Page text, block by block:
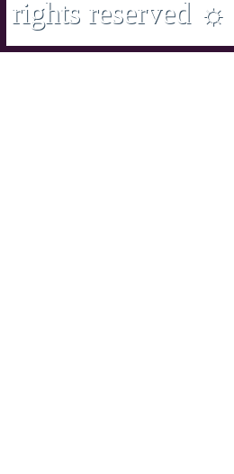
rights reserved ☼